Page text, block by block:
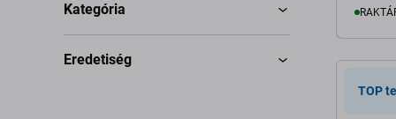
Kategória
Eredetiség
TOP